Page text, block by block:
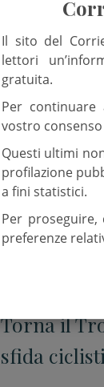
SPORT
Torna il
sfida
Il sito del
lettori
gratuita.
Per
vostro consenso
Questi ultimi
profilazione
a fini statistici.
Per proseguire,
preferenze